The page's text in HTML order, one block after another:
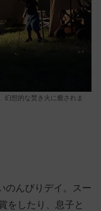
幻想的な焚き火に癒されま
のんびりデイ。スー
をしたり、息子と